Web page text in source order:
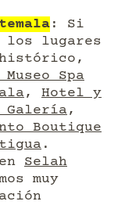
: Si
los lugares
Spa
, Hotel y
Galería,
Boutique
.
Selah
muy